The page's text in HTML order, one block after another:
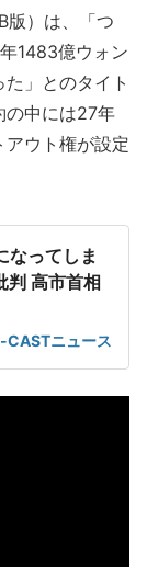
版）は、「つ
1483億ウォン
」とのタイト
の中には27年
アウト権が設定
なってしま
判 高市首相
CASTニュース